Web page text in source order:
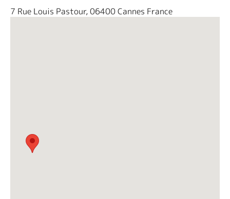
7 Rue Louis Pastour, 06400 Cannes France